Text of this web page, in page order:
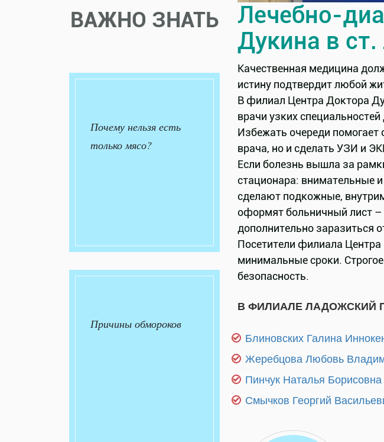
Лечебно-
Дукина в
Качественная медицина
истину подтвердит любой
В филиал Центра Доктора
врачи узких
Избежать очереди помогает
врача, но и сделать УЗИ и
Если болезнь вышла за
стационара: внимательные
сделают подкожные,
оформят больничный лист –
дополнительно заразиться
Посетители филиала
минимальные сроки.
безопасность.
В ФИЛИАЛЕ ЛАДОЖСКИЙ
Блиновских Галина
Жеребцова Любовь
Пинчук Наталья Борисовна
Смычков Георгий
ВАЖНО ЗНАТЬ
Почему нельзя есть
только мясо?
Причины обмороков